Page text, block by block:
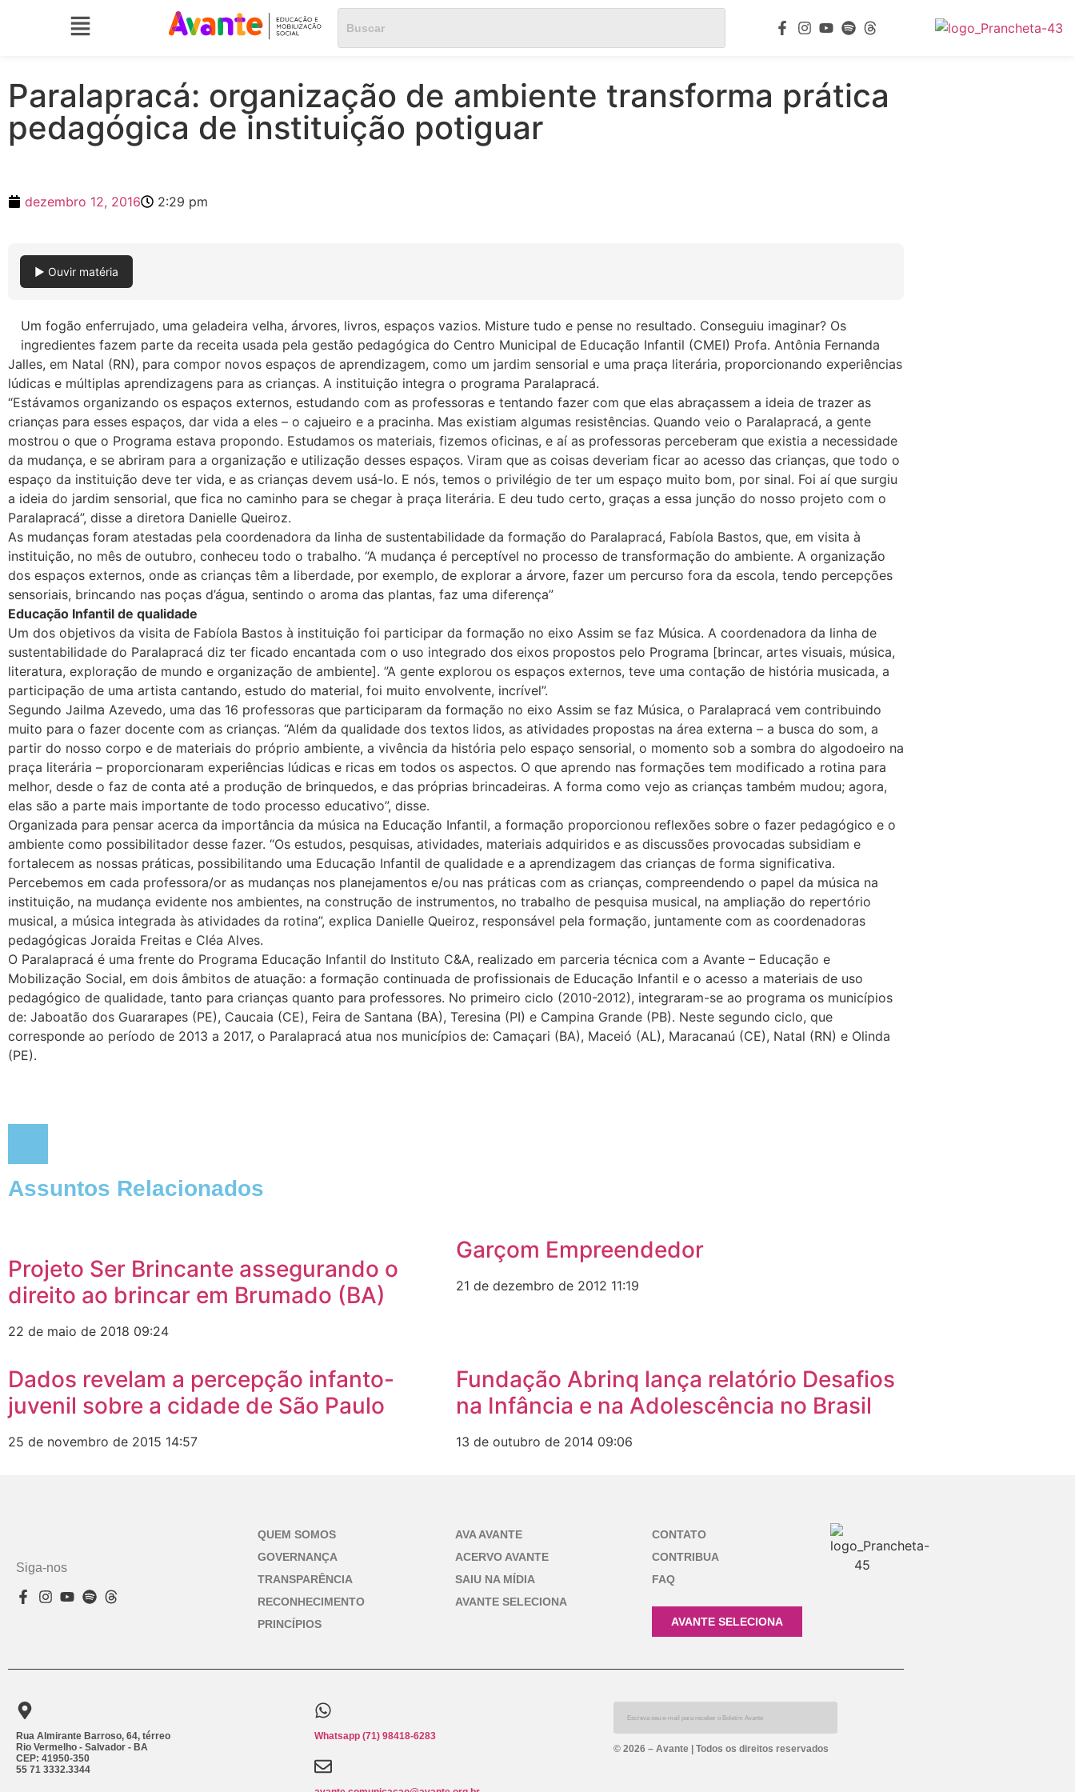
Paralapracá: organização de ambiente transforma prática
pedagógica de instituição potiguar
dezembro 12, 2016 2:29 pm
▶ Ouvir matéria
Um fogão enferrujado, uma geladeira velha, árvores, livros, espaços vazios. Misture tudo e pense no resultado. Conseguiu imaginar? Os
ingredientes fazem parte da receita usada pela gestão pedagógica do Centro Municipal de Educação Infantil (CMEI) Profa. Antônia Fernanda
Jalles, em Natal (RN), para compor novos espaços de aprendizagem, como um jardim sensorial e uma praça literária, proporcionando experiências
lúdicas e múltiplas aprendizagens para as crianças. A instituição integra o programa Paralapracá.
“Estávamos organizando os espaços externos, estudando com as professoras e tentando fazer com que elas abraçassem a ideia de trazer as
crianças para esses espaços, dar vida a eles – o cajueiro e a pracinha. Mas existiam algumas resistências. Quando veio o Paralapracá, a gente
mostrou o que o Programa estava propondo. Estudamos os materiais, fizemos oficinas, e aí as professoras perceberam que existia a necessidade
da mudança, e se abriram para a organização e utilização desses espaços. Viram que as coisas deveriam ficar ao acesso das crianças, que todo o
espaço da instituição deve ter vida, e as crianças devem usá-lo. E nós, temos o privilégio de ter um espaço muito bom, por sinal. Foi aí que surgiu
a ideia do jardim sensorial, que fica no caminho para se chegar à praça literária. E deu tudo certo, graças a essa junção do nosso projeto com o
Paralapracá”, disse a diretora Danielle Queiroz.
As mudanças foram atestadas pela coordenadora da linha de sustentabilidade da formação do Paralapracá, Fabíola Bastos, que, em visita à
instituição, no mês de outubro, conheceu todo o trabalho. “A mudança é perceptível no processo de transformação do ambiente. A organização
dos espaços externos, onde as crianças têm a liberdade, por exemplo, de explorar a árvore, fazer um percurso fora da escola, tendo percepções
sensoriais, brincando nas poças d’água, sentindo o aroma das plantas, faz uma diferença”
Educação Infantil de qualidade
Um dos objetivos da visita de Fabíola Bastos à instituição foi participar da formação no eixo Assim se faz Música. A coordenadora da linha de
sustentabilidade do Paralapracá diz ter ficado encantada com o uso integrado dos eixos propostos pelo Programa [brincar, artes visuais, música,
literatura, exploração de mundo e organização de ambiente]. ”A gente explorou os espaços externos, teve uma contação de história musicada, a
participação de uma artista cantando, estudo do material, foi muito envolvente, incrível”.
Segundo Jailma Azevedo, uma das 16 professoras que participaram da formação no eixo Assim se faz Música, o Paralapracá vem contribuindo
muito para o fazer docente com as crianças. “Além da qualidade dos textos lidos, as atividades propostas na área externa – a busca do som, a
partir do nosso corpo e de materiais do próprio ambiente, a vivência da história pelo espaço sensorial, o momento sob a sombra do algodoeiro na
praça literária – proporcionaram experiências lúdicas e ricas em todos os aspectos. O que aprendo nas formações tem modificado a rotina para
melhor, desde o faz de conta até a produção de brinquedos, e das próprias brincadeiras. A forma como vejo as crianças também mudou; agora,
elas são a parte mais importante de todo processo educativo”, disse.
Organizada para pensar acerca da importância da música na Educação Infantil, a formação proporcionou reflexões sobre o fazer pedagógico e o
ambiente como possibilitador desse fazer. “Os estudos, pesquisas, atividades, materiais adquiridos e as discussões provocadas subsidiam e
fortalecem as nossas práticas, possibilitando uma Educação Infantil de qualidade e a aprendizagem das crianças de forma significativa.
Percebemos em cada professora/or as mudanças nos planejamentos e/ou nas práticas com as crianças, compreendendo o papel da música na
instituição, na mudança evidente nos ambientes, na construção de instrumentos, no trabalho de pesquisa musical, na ampliação do repertório
musical, a música integrada às atividades da rotina”, explica Danielle Queiroz, responsável pela formação, juntamente com as coordenadoras
pedagógicas Joraida Freitas e Cléa Alves.
O Paralapracá é uma frente do Programa Educação Infantil do Instituto C&A, realizado em parceria técnica com a Avante – Educação e
Mobilização Social, em dois âmbitos de atuação: a formação continuada de profissionais de Educação Infantil e o acesso a materiais de uso
pedagógico de qualidade, tanto para crianças quanto para professores. No primeiro ciclo (2010-2012), integraram-se ao programa os municípios
de: Jaboatão dos Guararapes (PE), Caucaia (CE), Feira de Santana (BA), Teresina (PI) e Campina Grande (PB). Neste segundo ciclo, que
corresponde ao período de 2013 a 2017, o Paralapracá atua nos municípios de: Camaçari (BA), Maceió (AL), Maracanaú (CE), Natal (RN) e Olinda
(PE).
Assuntos Relacionados
Projeto Ser Brincante assegurando o
direito ao brincar em Brumado (BA)
22 de maio de 2018 09:24
Garçom Empreendedor
21 de dezembro de 2012 11:19
Dados revelam a percepção infanto-
juvenil sobre a cidade de São Paulo
25 de novembro de 2015 14:57
Fundação Abrinq lança relatório Desafios
na Infância e na Adolescência no Brasil
13 de outubro de 2014 09:06
Siga-nos
QUEM SOMOS
GOVERNANÇA
TRANSPARÊNCIA
RECONHECIMENTO
PRINCÍPIOS
AVA AVANTE
ACERVO AVANTE
SAIU NA MÍDIA
AVANTE SELECIONA
CONTATO
CONTRIBUA
FAQ
AVANTE SELECIONA
Rua Almirante Barroso, 64, térreo
Rio Vermelho - Salvador - BA
CEP: 41950-350
55 71 3332.3344
Whatsapp (71) 98418-6283
© 2026 – Avante | Todos os direitos reservados